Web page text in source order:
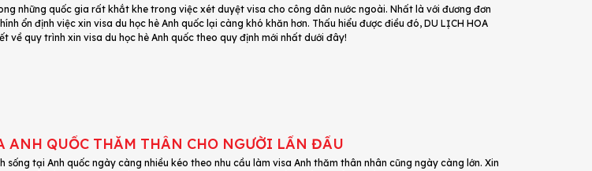
những quốc gia rất khắt khe trong việc xét duyệt visa cho công dân nước ngoài. Nhất là với đương đơn
ổn định việc xin visa du học hè Anh quốc lại càng khó khăn hơn. Thấu hiểu được điều đó, DU LỊCH HOA
về quy trình xin visa du học hè Anh quốc theo quy định mới nhất dưới đây!
QUỐC THĂM THÂN CHO NGƯỜI LẦN ĐẦU
sống tại Anh quốc ngày càng nhiều kéo theo nhu cầu làm visa Anh thăm thân nhân cũng ngày càng lớn. Xin